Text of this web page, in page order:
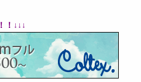
！↓↓↓